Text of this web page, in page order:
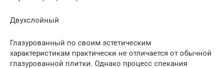
Двухслойный
Глазурованный по своим эстетическим
характеристикам практически не отличается от обычной
глазурованной плитки. Однако процесс спекания